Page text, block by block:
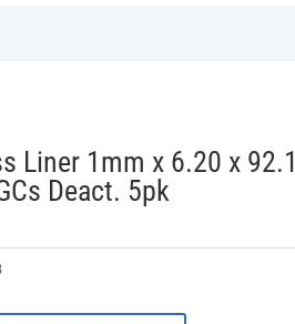
Liner 1mm x 6.20 x 92.1
Deact. 5pk